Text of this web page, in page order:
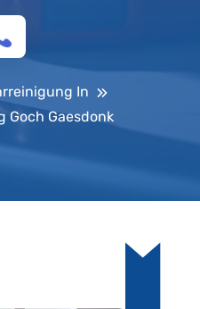
In
Goch Gaesdonk